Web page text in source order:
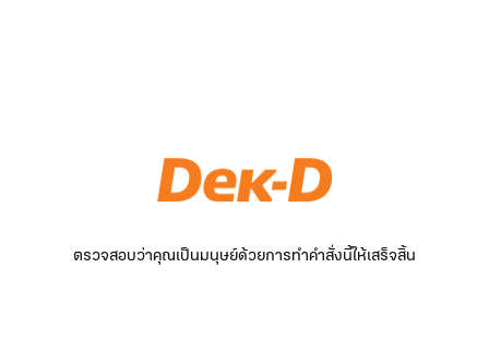
ตรวจสอบว่าคุณเป็นมนุษย์ด้วยการทำคำสั่งนี้ให้เสร็จสิ้น